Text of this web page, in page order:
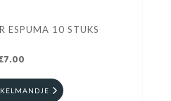
ESPUMA 10 STUKS